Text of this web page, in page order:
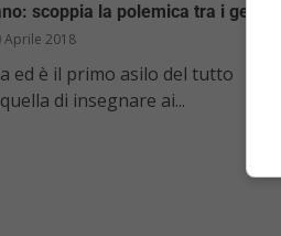
scoppia la polemica tra i genitori
Aprile 2018
ed è il primo asilo del tutto
di insegnare ai...